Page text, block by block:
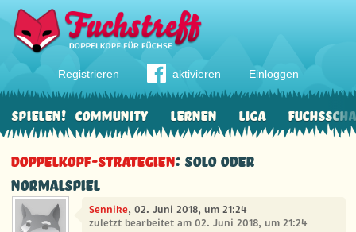
Registrieren aktivieren Einloggen
Community Lernen Liga
Spielen!
Doppelkopf-Strategien: Solo oder
Normalspiel
Sennike, 02. Juni 2018, um 21:24
zuletzt bearbeitet am 02. Juni 2018, um 21:24